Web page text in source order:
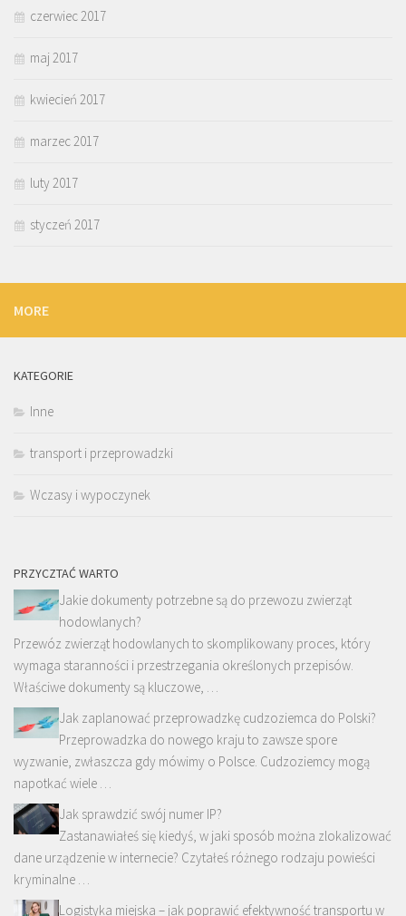
czerwiec 2017
maj 2017
kwiecień 2017
marzec 2017
luty 2017
styczeń 2017
MORE
KATEGORIE
Inne
transport i przeprowadzki
Wczasy i wypoczynek
PRZYCZTAĆ WARTO
Jakie dokumenty potrzebne są do przewozu zwierząt
hodowlanych?
Przewóz zwierząt hodowlanych to skomplikowany proces, który
wymaga staranności i przestrzegania określonych przepisów.
Właściwe dokumenty są kluczowe, …
Jak zaplanować przeprowadzkę cudzoziemca do Polski?
Przeprowadzka do nowego kraju to zawsze spore
wyzwanie, zwłaszcza gdy mówimy o Polsce. Cudzoziemcy mogą
napotkać wiele …
Jak sprawdzić swój numer IP?
Zastanawiałeś się kiedyś, w jaki sposób można zlokalizować
dane urządzenie w internecie? Czytałeś różnego rodzaju powieści
kryminalne …
Logistyka miejska – jak poprawić efektywność transportu w